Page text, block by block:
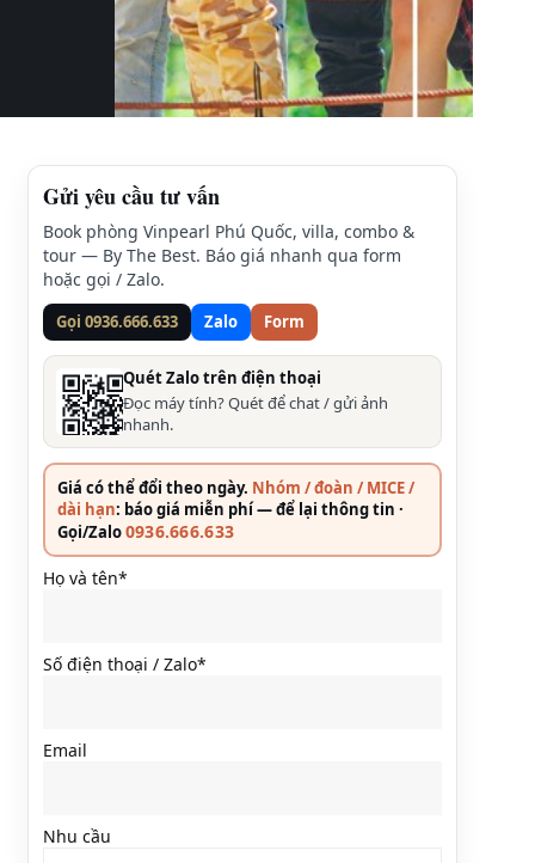
Gửi yêu cầu tư vấn
Book phòng Vinpearl Phú Quốc, villa, combo &
tour — By The Best. Báo giá nhanh qua form
hoặc gọi / Zalo.
Gọi 0936.666.633 Zalo Form
Quét Zalo trên điện thoại
Đọc máy tính? Quét để chat / gửi ảnh
nhanh.
Giá có thể đổi theo ngày. Nhóm / đoàn / MICE /
dài hạn: báo giá miễn phí — để lại thông tin ·
Gọi/Zalo0936.666.633
Họ và tên*
Số điện thoại / Zalo*
Email
Nhu cầu